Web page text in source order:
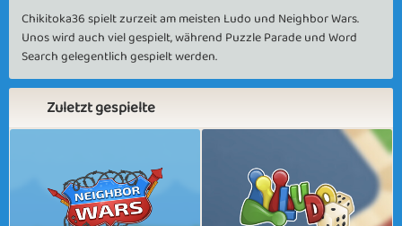
Chikitoka36 spielt zurzeit am meisten Ludo und Neighbor Wars.
Unos wird auch viel gespielt, während Puzzle Parade und Word
Search gelegentlich gespielt werden.
Zuletzt gespielte